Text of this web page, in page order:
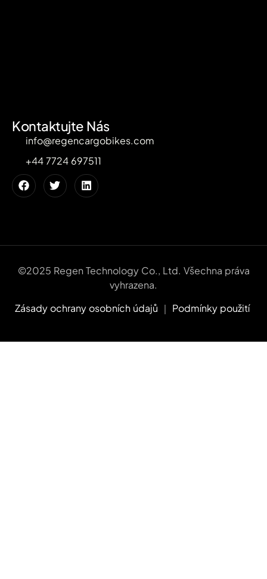
Kontaktujte Nás
info@regencargobikes.com
+44 7724 697511
©2025 Regen Technology Co., Ltd. Všechna práva
vyhrazena.
Zásady ochrany osobních údajů ｜ Podmínky použití